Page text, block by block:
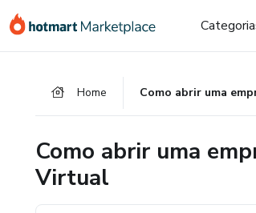
para
para
para
Home
Como abrir uma
Virtual